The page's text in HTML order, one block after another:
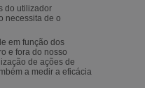
do utilizador
necessita de o
em função dos
e fora do nosso
de ações de
a medir a eficácia